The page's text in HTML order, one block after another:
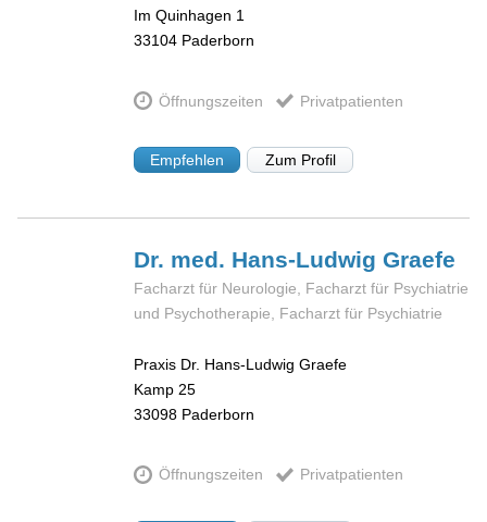
Im Quinhagen 1
33104 Paderborn
Öffnungszeiten Privatpatienten
Empfehlen Zum Profil
Dr. med. Hans-LudwigGraefe
Facharzt für Neurologie, Facharzt für Psychiatrie
und Psychotherapie, Facharzt für Psychiatrie
Praxis Dr. Hans-Ludwig Graefe
Kamp 25
33098 Paderborn
Öffnungszeiten Privatpatienten